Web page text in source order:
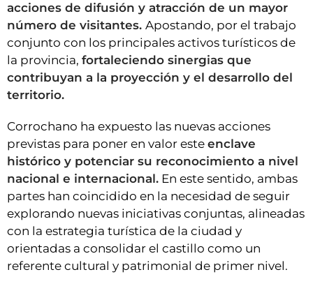
acciones de difusión y atracción de un mayor
número de visitantes. Apostando, por el trabajo
conjunto con los principales activos turísticos de
la provincia, fortaleciendo sinergias que
contribuyan a la proyección y el desarrollo del
territorio.
Corrochano ha expuesto las nuevas acciones
previstas para poner en valor este enclave
histórico y potenciar su reconocimiento a nivel
nacional e internacional. En este sentido, ambas
partes han coincidido en la necesidad de seguir
explorando nuevas iniciativas conjuntas, alineadas
con la estrategia turística de la ciudad y
orientadas a consolidar el castillo como un
referente cultural y patrimonial de primer nivel.